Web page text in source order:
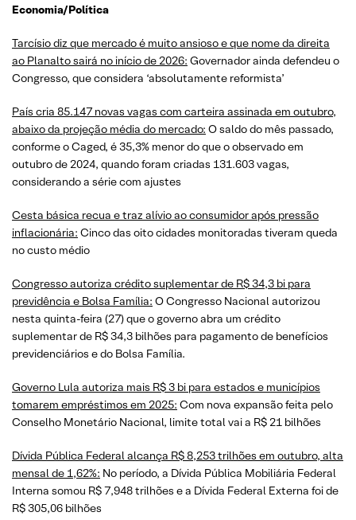
Economia/Política
Tarcísio diz que mercado é muito ansioso e que nome da direita
ao Planalto sairá no início de 2026: Governador ainda defendeu o
Congresso, que considera ‘absolutamente reformista’
País cria 85.147 novas vagas com carteira assinada em outubro,
abaixo da projeção média do mercado: O saldo do mês passado,
conforme o Caged, é 35,3% menor do que o observado em
outubro de 2024, quando foram criadas 131.603 vagas,
considerando a série com ajustes
Cesta básica recua e traz alívio ao consumidor após pressão
inflacionária: Cinco das oito cidades monitoradas tiveram queda
no custo médio
Congresso autoriza crédito suplementar de R$ 34,3 bi para
previdência e Bolsa Família: O Congresso Nacional autorizou
nesta quinta-feira (27) que o governo abra um crédito
suplementar de R$ 34,3 bilhões para pagamento de benefícios
previdenciários e do Bolsa Família.
Governo Lula autoriza mais R$ 3 bi para estados e municípios
tomarem empréstimos em 2025: Com nova expansão feita pelo
Conselho Monetário Nacional, limite total vai a R$ 21 bilhões
Dívida Pública Federal alcança R$ 8,253 trilhões em outubro, alta
mensal de 1,62%: No período, a Dívida Pública Mobiliária Federal
Interna somou R$ 7,948 trilhões e a Dívida Federal Externa foi de
R$ 305,06 bilhões